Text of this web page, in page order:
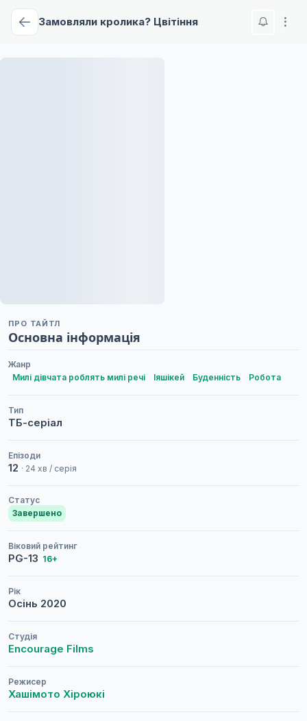
Замовляли кролика? Цвітіння
ПРО ТАЙТЛ
Основна інформація
Жанр
Милі дівчата роблять милі речі
Іяшікей Буденність Робота
Тип
ТБ-серіал
Епізоди
12 · 24 хв / серія
Статус
Завершено
Віковий рейтинг
PG-13 16+
Рік
Осінь 2020
Студія
Encourage Films
Режисер
Хашімото Хіроюкі